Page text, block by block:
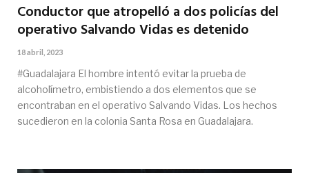
Conductor que atropelló a dos policías del
operativo Salvando Vidas es detenido
18 abril, 2023
#Guadalajara El hombre intentó evitar la prueba de
alcoholímetro, embistiendo a dos elementos que se
encontraban en el operativo Salvando Vidas. Los hechos
sucedieron en la colonia Santa Rosa en Guadalajara.